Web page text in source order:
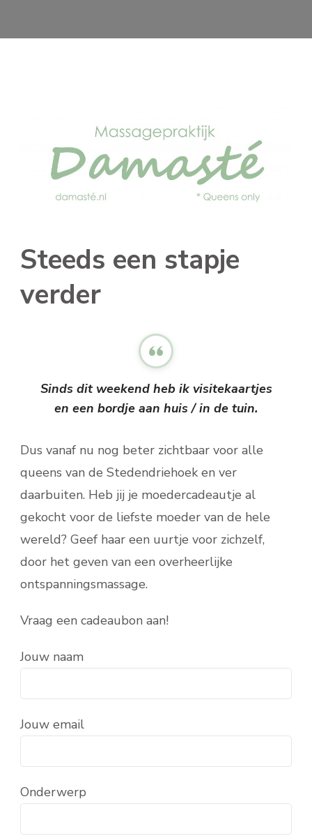
Steeds een stapje
verder
Sinds dit weekend heb ik visitekaartjes
en een bordje aan huis / in de tuin.
Dus vanaf nu nog beter zichtbaar voor alle
queens van de Stedendriehoek en ver
daarbuiten. Heb jij je moedercadeautje al
gekocht voor de liefste moeder van de hele
wereld? Geef haar een uurtje voor zichzelf,
door het geven van een overheerlijke
ontspanningsmassage.
Vraag een cadeaubon aan!
Jouw naam
Jouw email
Onderwerp